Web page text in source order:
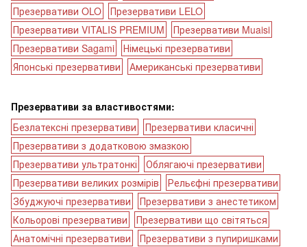
Презервативи OLO
Презервативи LELO
Презервативи VITALIS PREMIUM
Презервативи Muaisi
Презервативи Sagami
Німецькі презервативи
Японські презервативи
Американські презервативи
Презервативи за властивостями:
Безлатексні презервативи
Презервативи класичні
Презервативи з додатковою змазкою
Презервативи ультратонкі
Облягаючі презервативи
Презервативи великих розмірів
Рельєфні презервативи
Збуджуючі презервативи
Презервативи з анестетиком
Кольорові презервативи
Презервативи що світяться
Анатомічні презервативи
Презервативи з пупиришками